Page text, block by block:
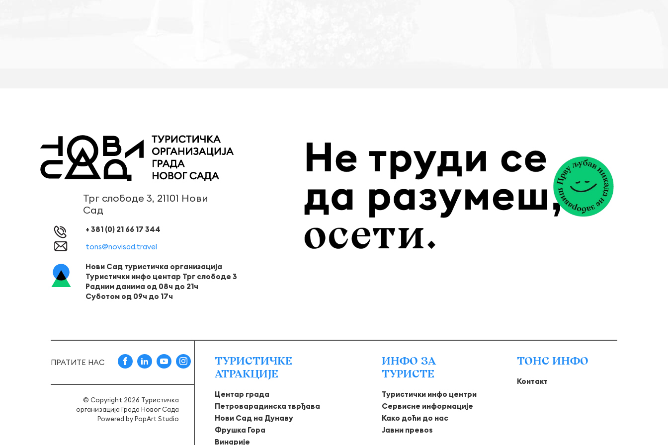
Трг слободе 3, 21101 Нови
Сад
+ 381 (0) 21 66 17 344
tons@novisad.travel
Нови Сад туристичка организација
Туристички инфо центар Трг слободе 3
Радним данима од 08ч до 21ч
Суботом од 09ч до 17ч
ПРАТИТЕ НАС
© Copyright 2026 Туристичка
организација Града Новог Сада
Powered byPopArt Studio
ТУРИСТИЧКЕ
АТРАКЦИЈЕ
Центар града
Петроварадинска тврђава
Нови Сад на Дунаву
Фрушка Гора
Винарије
ИНФО ЗА
ТУРИСТЕ
Туристички инфо центри
Сервисне информације
Како доћи до нас
Јавни превоѕ
ТОНС ИНФО
Контакт